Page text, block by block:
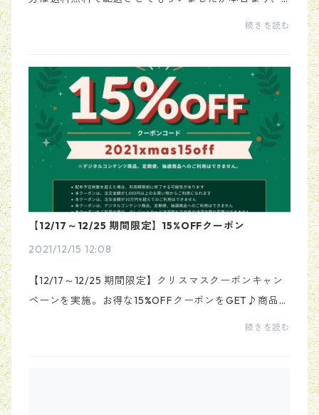
000円以上で送料無料に改定させて頂きます。以上で
続きを読む
【12/17～12/25 期間限定】15%OFFクーポン
2021/12/15 12:08
【12/17～12/25 期間限定】クリスマスクーポンキャン
ペーンを実施。お得な15%OFFクーポンをGET♪商品購
入画面で、クーポンコード≪2021xmas15off≫を入力
続きを読む